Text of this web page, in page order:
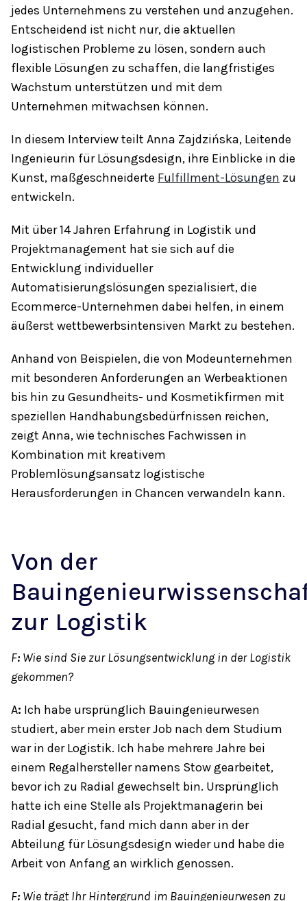
jedes Unternehmens zu verstehen und anzugehen.
Entscheidend ist nicht nur, die aktuellen
logistischen Probleme zu lösen, sondern auch
flexible Lösungen zu schaffen, die langfristiges
Wachstum unterstützen und mit dem
Unternehmen mitwachsen können.
In diesem Interview teilt Anna Zajdzińska, Leitende
Ingenieurin für Lösungsdesign, ihre Einblicke in die
Kunst, maßgeschneiderte Fulfillment-Lösungen zu
entwickeln.
Mit über 14 Jahren Erfahrung in Logistik und
Projektmanagement hat sie sich auf die
Entwicklung individueller
Automatisierungslösungen spezialisiert, die
Ecommerce-Unternehmen dabei helfen, in einem
äußerst wettbewerbsintensiven Markt zu bestehen.
Anhand von Beispielen, die von Modeunternehmen
mit besonderen Anforderungen an Werbeaktionen
bis hin zu Gesundheits- und Kosmetikfirmen mit
speziellen Handhabungsbedürfnissen reichen,
zeigt Anna, wie technisches Fachwissen in
Kombination mit kreativem
Problemlösungsansatz logistische
Herausforderungen in Chancen verwandeln kann.
Von der
zur Logistik
F:Wie sind Sie zur Lösungsentwicklung in der Logistik
gekommen?
A: Ich habe ursprünglich Bauingenieurwesen
studiert, aber mein erster Job nach dem Studium
war in der Logistik. Ich habe mehrere Jahre bei
einem Regalhersteller namens Stow gearbeitet,
bevor ich zu Radial gewechselt bin. Ursprünglich
hatte ich eine Stelle als Projektmanagerin bei
Radial gesucht, fand mich dann aber in der
Abteilung für Lösungsdesign wieder und habe die
Arbeit von Anfang an wirklich genossen.
F:Wie trägt Ihr Hintergrund im Bauingenieurwesen zu